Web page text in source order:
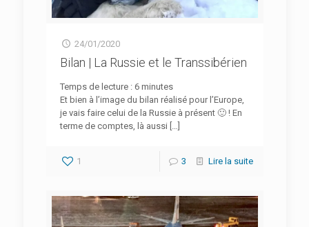
24/01/2020
Bilan | La Russie et le Transsibérien
Temps de lecture : 6 minutes
Et bien à l’image du bilan réalisé pour l’Europe,
je vais faire celui de la Russie à présent 🙂 ! En
terme de comptes, là aussi […]
1 3 Lire la suite